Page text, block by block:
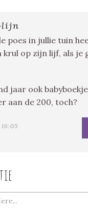
poes in jullie tuin
krul op zijn lijf, als je
jaar ook
aan de 200, toch?